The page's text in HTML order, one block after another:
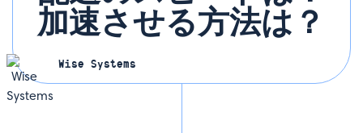
加速させる方法は？
Wise Systems